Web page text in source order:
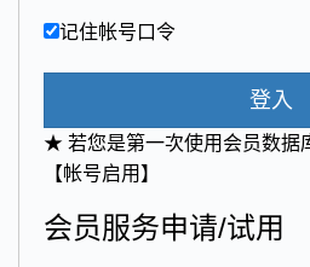
记住帐号口令
登入
★ 若您是第一次使用会员数据
【帐号启用】
会员服务申请/试用